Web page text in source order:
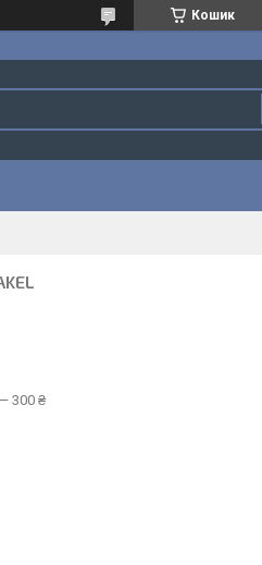
Кошик
300 ₴